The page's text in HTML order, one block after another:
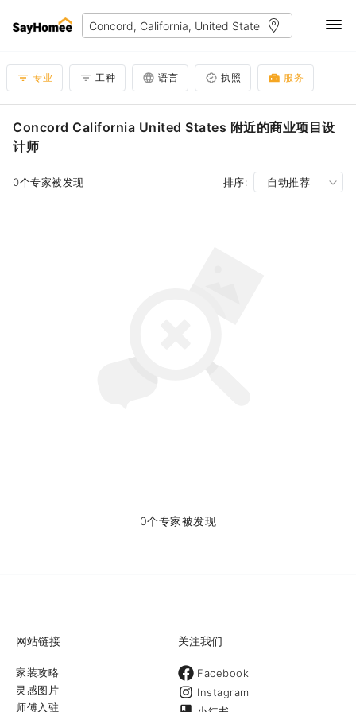
专业 工种 语言 执照 服务
Concord California United States 附近的商业项目设
计师
0个专家被发现 排序: 自动推荐
0个专家被发现
网站链接
家装攻略
灵感图片
师傅入驻
关注我们
Facebook
Instagram